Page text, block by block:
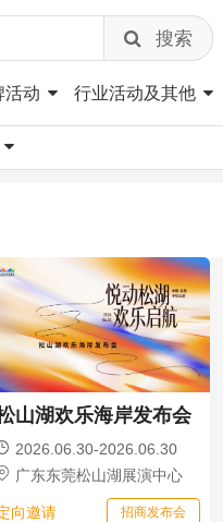
搜索
活动 行业活动及其他
山湖欢乐海岸发布会
2026.06.30-2026.06.30
广东东莞松山湖展演中心
向邀请 招商发布会